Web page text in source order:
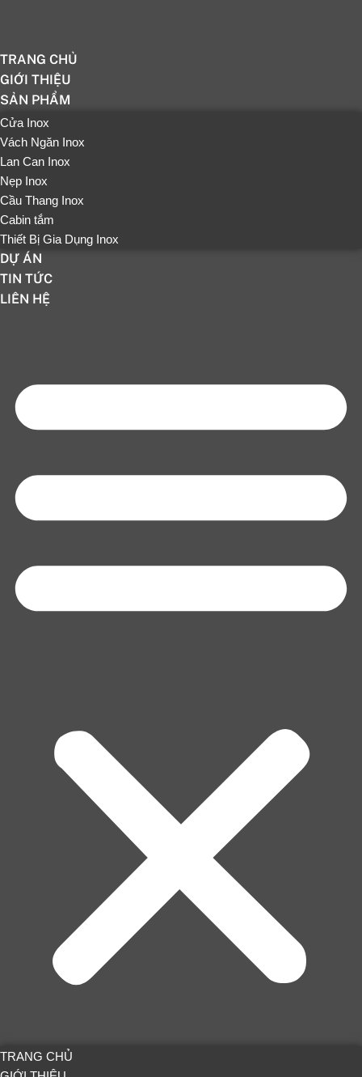
TRANG CHỦ
GIỚI THIỆU
SẢN PHẨM
Cửa Inox
Vách Ngăn Inox
Lan Can Inox
Nẹp Inox
Cầu Thang Inox
Cabin tắm
Thiết Bị Gia Dụng Inox
DỰ ÁN
TIN TỨC
LIÊN HỆ
TRANG CHỦ